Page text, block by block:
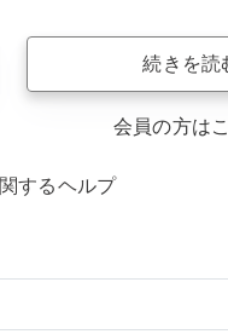
続きを読
会員の方は
するヘルプ